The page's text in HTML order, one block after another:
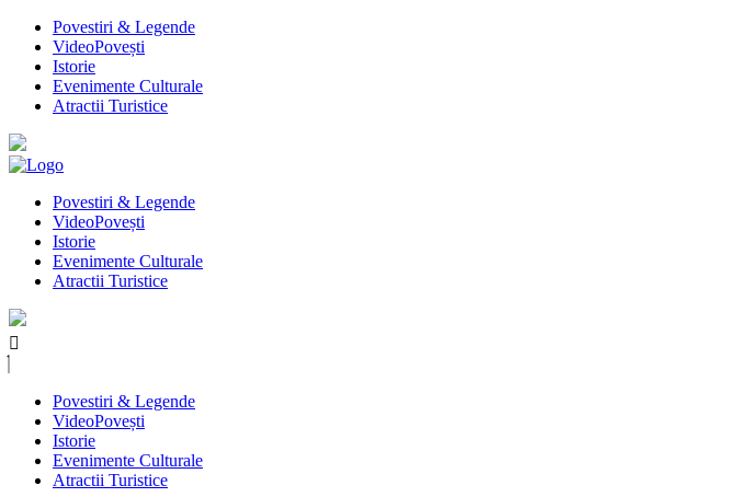
Povestiri & Legende
VideoPovești
Istorie
Evenimente Culturale
Atractii Turistice
Povestiri & Legende
VideoPovești
Istorie
Evenimente Culturale
Atractii Turistice
Povestiri & Legende
VideoPovești
Istorie
Evenimente Culturale
Atractii Turistice